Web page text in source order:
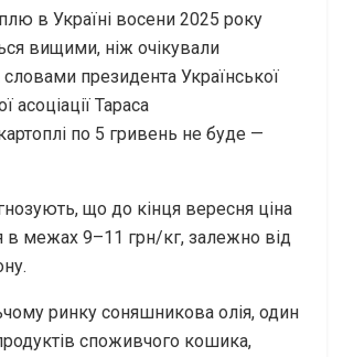
в Україні восени 2025 року
вищими, ніж очікували
президента Української
асоціації Тараса
по 5 гривень не буде —
що до кінця вересня ціна
в межах 9–11 грн/кг, залежно від
ринку соняшникова олія, один
споживчого кошика,